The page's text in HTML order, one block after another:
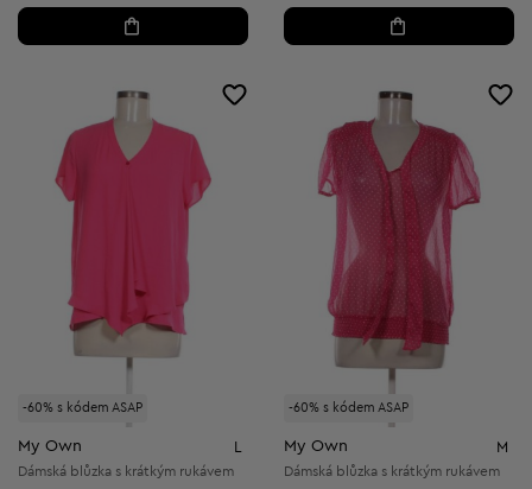
-60% s kódem ASAP
My Own
Dámská blůzka s krátkým rukávem
-60% s kódem ASAP
My Own M
Dámská blůzka s krátkým rukávem